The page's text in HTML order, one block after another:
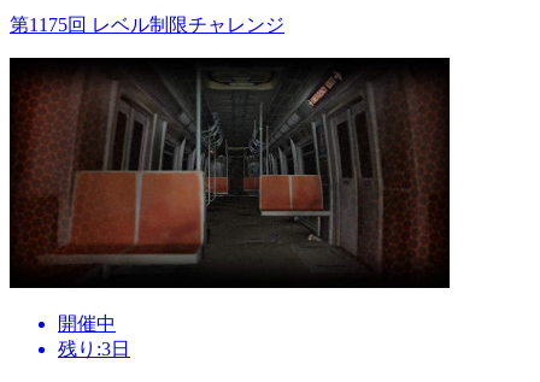
第1175回 レベル制限チャレンジ
開催中
残り:3日